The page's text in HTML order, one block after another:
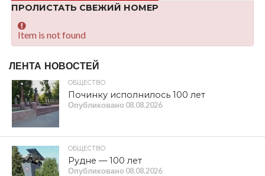
ПРОЛИСТАТЬ СВЕЖИЙ НОМЕР
Item is not found
ЛЕНТА НОВОСТЕЙ
ОБЩЕСТВО
Починку исполнилось 100 лет
Опубликовано 08.08.2026
ОБЩЕСТВО
Рудне — 100 лет
Опубликовано 08.08.2026